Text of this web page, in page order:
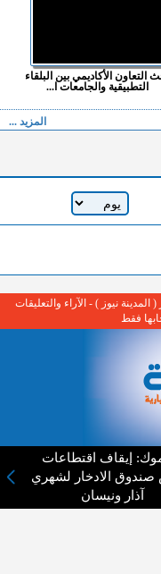
التعاون الأكاديمي بين البلقاء
التطبيقية والجامعات ا...
المزيد ...
إيقاف اقتطاعات
الادخار لشهري
آذار ونيسان
نيوز ) - الآراء والتعليقات
فقط
لشركة قنوات البث
فلسطين وأبرز الأخبار
ليكون العالم بما يجري